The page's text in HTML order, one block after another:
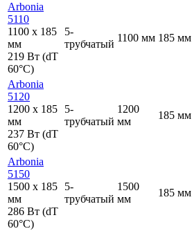
Arbonia
5110
1100 x 185
мм
219 Вт (dT
60°C)
5-
трубчатый
1100 мм 185 мм
Arbonia
5120
1200 x 185
мм
237 Вт (dT
60°C)
5-
трубчатый
1200
мм
185 мм
Arbonia
5150
1500 x 185
мм
286 Вт (dT
60°C)
5-
трубчатый
1500
мм
185 мм